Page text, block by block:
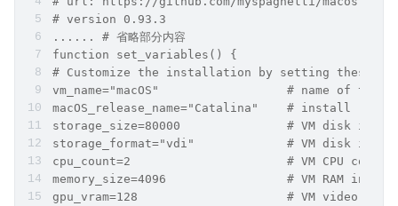
# version 0.93.3
...... # 省略部分内容
function set_variables() {
# Customize the installation by setting these
vm_name="macOS"                  # name of the
macOS_release_name="Catalina"    # install
storage_size=80000               # VM disk image
storage_format="vdi"             # VM disk
cpu_count=2                      # VM CPU cores,
memory_size=4096                 # VM RAM in MB,
gpu_vram=128                     # VM video RAM in